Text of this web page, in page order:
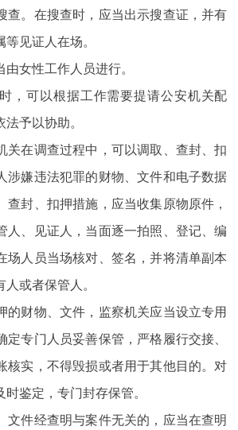
查。在搜查时，应当出示搜查证，并有
见证人在场。
女性工作人员进行。
，可以根据工作需要提请公安机关配
予以协助。
在调查过程中，可以调取、查封、扣
涉嫌违法犯罪的财物、文件和电子数据
查封、扣押措施，应当收集原物原件，
人、见证人，当面逐一拍照、登记、编
场人员当场核对、签名，并将清单副本
或者保管人。
的财物、文件，监察机关应当设立专用
定专门人员妥善保管，严格履行交接、
核实，不得毁损或者用于其他目的。对
鉴定，专门封存保管。
文件经查明与案件无关的，应当在查明